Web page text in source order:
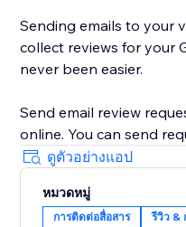
Sending emails to your
collect reviews for your
never been easier.
Send email review
online. You can send
ดูตัวอย่างแอป
หมวดหมู่
การติดต่อสื่อสาร รีวิว &